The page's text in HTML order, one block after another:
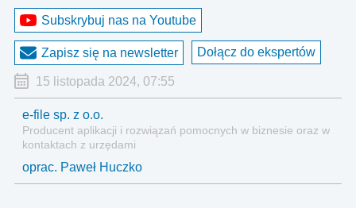
Subskrybuj nas na Youtube
Zapisz się na newsletter Dołącz do ekspertów
15 listopada 2024, 07:55
e-file sp. z o.o.
Producent aplikacji i rozwiązań pomocnych w biznesie oraz w
kontaktach z urzędami
oprac. Paweł Huczko